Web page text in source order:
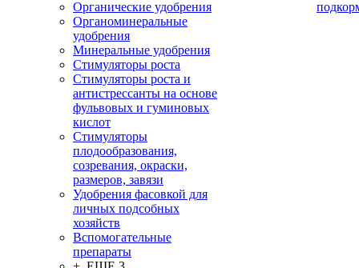
Органические удобрения
Органоминеральные
удобрения
Минеральные удобрения
Стимуляторы роста
Стимуляторы роста и
антистрессанты на основе
фульвовых и гуминовых
кислот
Стимуляторы
плодообразования,
созревания, окраски,
размеров, завязи
Удобрения фасовкой для
личных подсобных
хозяйств
Вспомогательные
препараты